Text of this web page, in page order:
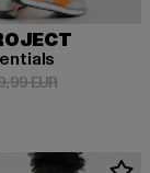
28,00 EUR
EURAktionspreis: